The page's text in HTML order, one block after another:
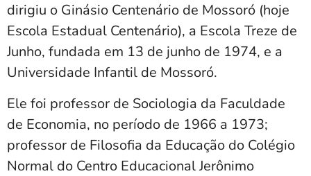
dirigiu o Ginásio Centenário de Mossoró (hoje
Escola Estadual Centenário), a Escola Treze de
Junho, fundada em 13 de junho de 1974, e a
Universidade Infantil de Mossoró.
Ele foi professor de Sociologia da Faculdade
de Economia, no período de 1966 a 1973;
professor de Filosofia da Educação do Colégio
Normal do Centro Educacional Jerônimo